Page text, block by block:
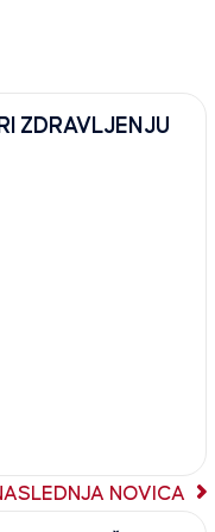
ZDRAVLJENJU
NOVICA